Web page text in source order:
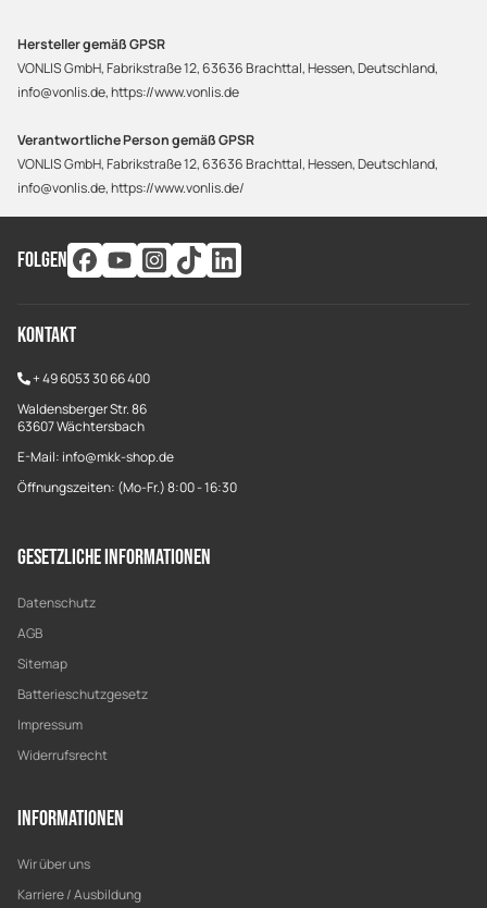
Hersteller gemäß GPSR
VONLIS GmbH, Fabrikstraße 12, 63636 Brachttal, Hessen, Deutschland,
info@vonlis.de, https://www.vonlis.de
Verantwortliche Person gemäß GPSR
VONLIS GmbH, Fabrikstraße 12, 63636 Brachttal, Hessen, Deutschland,
info@vonlis.de, https://www.vonlis.de/
FOLGEN
Kontakt
+49 6053 30 66 400
Waldensberger Str. 86
63607 Wächtersbach
E-Mail: info@mkk-shop.de
Öffnungszeiten: (Mo-Fr.) 8:00 - 16:30
Gesetzliche Informationen
Datenschutz
AGB
Sitemap
Batterieschutzgesetz
Impressum
Widerrufsrecht
Informationen
Wir über uns
Karriere / Ausbildung